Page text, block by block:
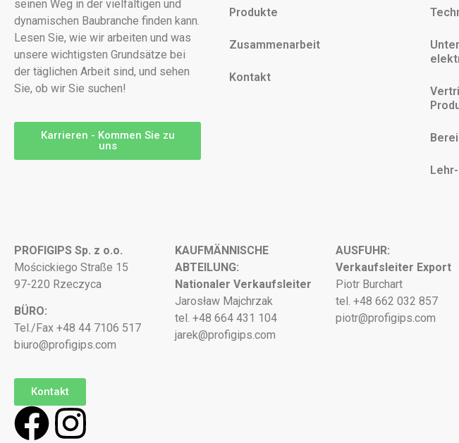
seinen Weg in der vielfältigen und
dynamischen Baubranche finden kann.
Lesen Sie, wie wir arbeiten und was
unsere wichtigsten Grundsätze bei
der täglichen Arbeit sind, und sehen
Sie, ob wir Sie suchen!
Karrieren - Kommen Sie zu
uns
Produkte
Zusammenarbeit
Kontakt
PROFIGIPS Sp. z o.o.
Mościckiego Straße 15
97-220 Rzeczyca
BÜRO:
Tel./Fax +48 44 7106 517
biuro@profigips.com
Kontakt
KAUFMÄNNISCHE
ABTEILUNG:
Nationaler Verkaufsleiter
Jarosław Majchrzak
tel. +48 664 431 104
jarek@profigips.com
AUSFUHR:
Verkaufsleiter Export
Piotr Burchart
tel. +48 662 032 857
piotr@profigips.com